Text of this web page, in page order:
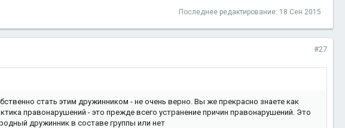
Последнее редактирование: 18 Сен 2015
#27
стать этим дружинником - не очень верно. Вы же прекрасно знаете как
правонарушений - это прежде всего устранение причин правонарушений. Это
дружинник в составе группы или нет